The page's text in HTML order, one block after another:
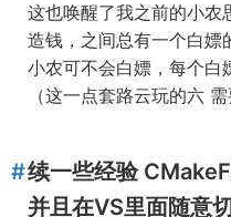
这也唤醒了我之前的小农
造钱，之间总有一个白嫖
小农可不会白嫖，每个白
（这一点套路云玩的六 需
续一些经验
并且在VS里面随意